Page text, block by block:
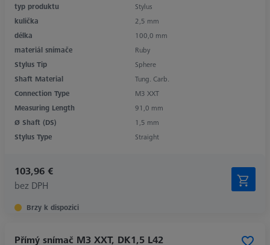
typ produktu
Stylus
kulička
2,5 mm
délka
100,0 mm
materiál snímače
Ruby
Stylus Tip
Sphere
Shaft Material
Tung. Carb.
Connection Type
M3 XXT
Measuring Length
91,0 mm
Ø Shaft (DS)
1,5 mm
Stylus Type
Straight
103,96 €
bez DPH
Brzy k dispozici
Přímý snímač M3 XXT, DK1,5 L42